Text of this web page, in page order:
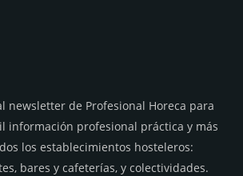
newsletter de Profesional Horeca para
información profesional práctica y más
los establecimientos hosteleros:
bares y cafeterías, y colectividades.